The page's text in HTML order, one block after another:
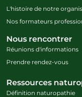
L'histoire de notre
Nos formateurs
Nous rencontrer
Réunions d'informations
Prendre rendez-vous
Ressources
Définition naturopathie